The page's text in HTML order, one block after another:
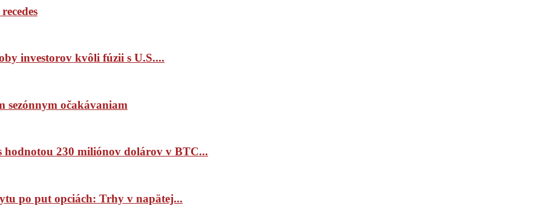
investorov kvôli fúzii s U.S....
sezónnym očakávaniam
230 miliónov dolárov v BTC...
po put opciách: Trhy v napätej...